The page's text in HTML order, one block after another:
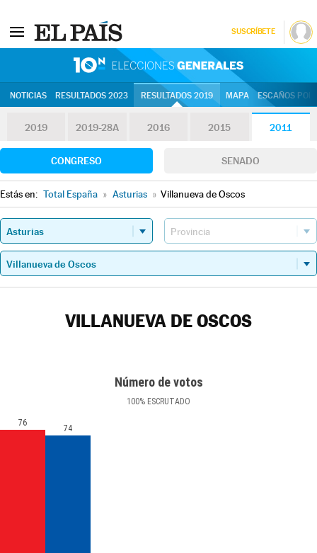
SUSCRÍBETE
NOTICIAS RESULTADOS 2023 RESULTADOS 2019 MAPA ESCAÑOS
2019 2019-28A 2016 2015 2011
CONGRESO SENADO
Estás en: Total España » Asturias » Villanueva de Oscos
VILLANUEVA DE OSCOS
Número de votos
100% ESCRUTADO
76
74